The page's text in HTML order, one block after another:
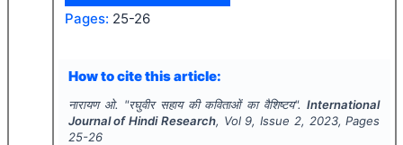
Pages: 25-26
How to cite this article:
नारायण ओ. "रघुवीर सहाय की कविताओं का वैशिष्टय".International
Journal of Hindi Research, Vol 9, Issue 2, 2023, Pages
25-26